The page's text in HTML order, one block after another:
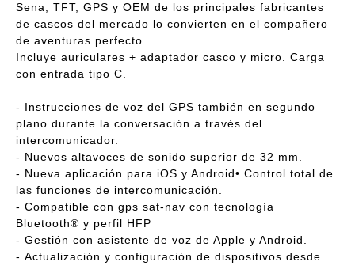
Sena, TFT, GPS y OEM de los principales fabricantes
de cascos del mercado lo convierten en el compañero
de aventuras perfecto.
Incluye auriculares + adaptador casco y micro. Carga
con entrada tipo C.
- Instrucciones de voz del GPS también en segundo
plano durante la conversación a través del
intercomunicador.
- Nuevos altavoces de sonido superior de 32 mm.
- Nueva aplicación para iOS y Android• Control total de
las funciones de intercomunicación.
- Compatible con gps sat-nav con tecnología
Bluetooth® y perfil HFP
- Gestión con asistente de voz de Apple y Android.
- Actualización y configuración de dispositivos desde